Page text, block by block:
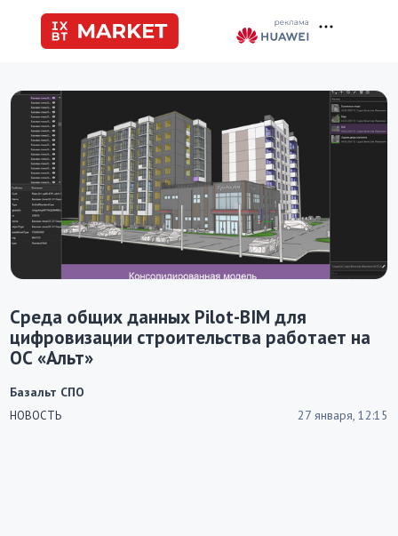
Среда общих данных Pilot-BIM для
цифровизации строительства работает на
ОС «Альт»
НОВОСТЬ 27 января, 12:15
Базальт СПО